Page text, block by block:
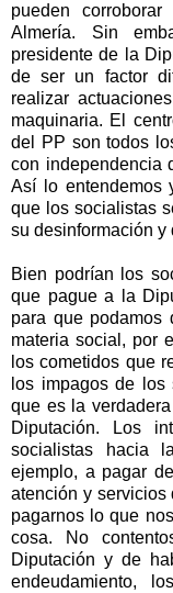
pueden
Almería. Sin
presidente de la
de ser un factor
realizar
maquinaria. El
del PP son todos
con independencia
Así lo entendemos
que los socialistas
su desinformación y
Bien podrían los
que pague a la
para que podamos
materia social, por
los cometidos que
los impagos de
que es la
Diputación. Los
socialistas hacia
ejemplo, a pagar
atención y
pagarnos lo que
cosa. No
Diputación y de
endeudamiento,